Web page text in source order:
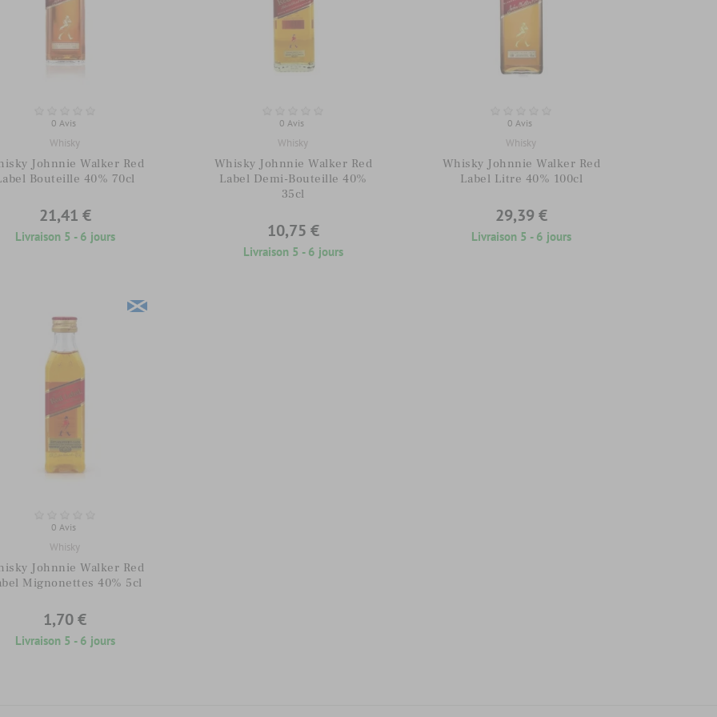
0 Avis
Whisky
Johnnie Walker Red
Bouteille 40% 70cl
21,41 €
Livraison 5 - 6 jours
0 Avis
Whisky
Whisky Johnnie Walker Red
Label Demi-Bouteille 40%
35cl
10,75 €
Livraison 5 - 6 jours
0 Avis
Whisky
Whisky Johnnie Walker Red
Label Litre 40% 100cl
29,39 €
Livraison 5 - 6 jours
0 Avis
Whisky
Johnnie Walker Red
Mignonettes 40% 5cl
1,70 €
Livraison 5 - 6 jours